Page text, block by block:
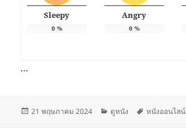
Sleepy
0%
Angry
0%
…
เขียน
21 พฤษภาคม 2024
หมวด
ดูหนัง
ป้าย
หนังออนไลน์